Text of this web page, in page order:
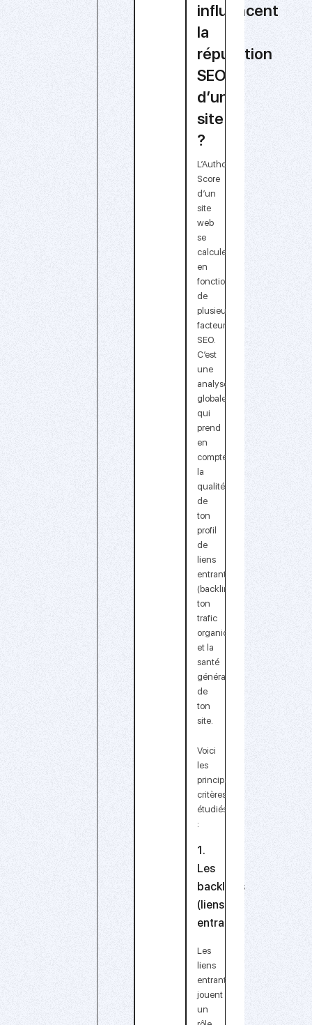
influencent
la
réputation
SEO
d’un
site
?
L’Authority
Score
d’un
site
web
se
calcule
en
fonction
de
plusieurs
facteurs
SEO.
C’est
une
analyse
globale
qui
prend
en
compte
la
qualité
de
ton
profil
de
liens
entrants
(backlinks)
ton
trafic
organique
et la
santé
générale
de
ton
site.
Voici
les
principaux
critères
étudiés
:
1.
Les
backlinks
(liens
entrants)
Les
liens
entrants
jouent
un